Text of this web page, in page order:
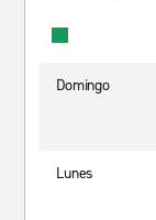
Domingo
Lunes